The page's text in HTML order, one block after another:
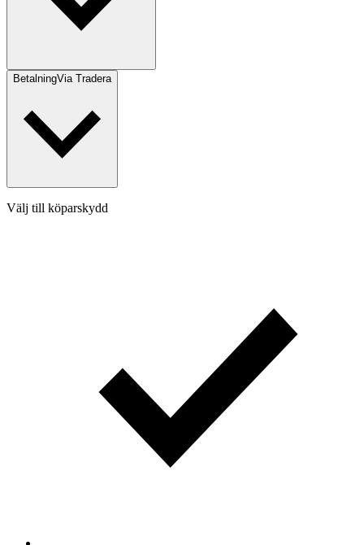
BetalningVia Tradera
Välj till köparskydd